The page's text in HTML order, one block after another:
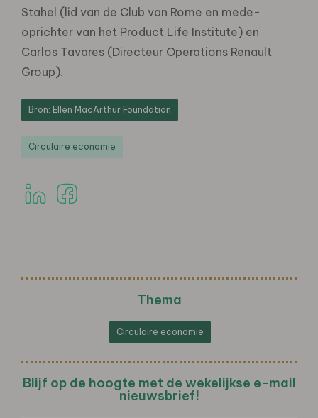
Stahel (lid van de Club van Rome en mede-
oprichter van het Product Life Institute) en
Carlos Tavares (Directeur Operations Renault
Group).
Bron: Ellen MacArthur Foundation
Circulaire economie
Thema
Circulaire economie
Blijf op de hoogte met de wekelijkse e-mail
nieuwsbrief!